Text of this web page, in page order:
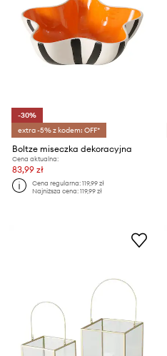
-30%
extra -5% z kodem: OFF*
Boltze miseczka dekoracyjna
Cena aktualna:
83,99 zł
Cena regularna:119,99 zł
Najniższa cena:119,99 zł